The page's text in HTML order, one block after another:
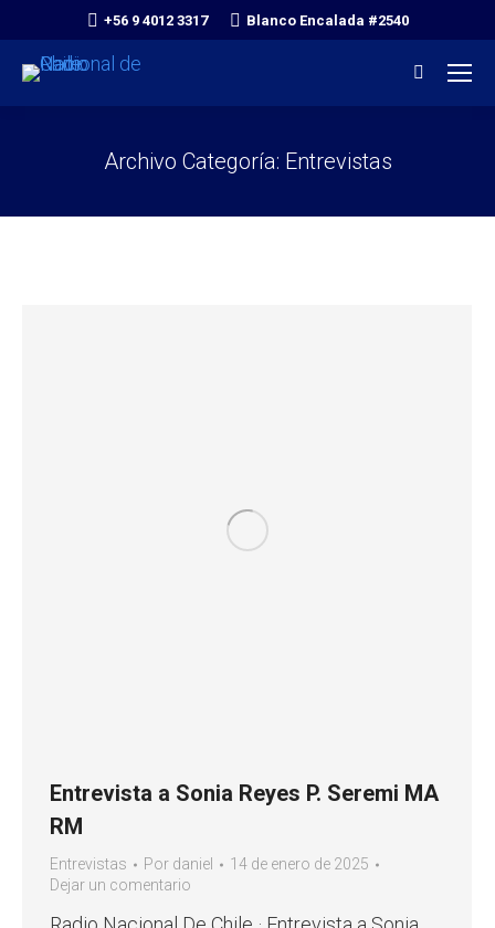
+56 9 4012 3317 Blanco Encalada #2540
Search:
Archivo Categoría: Entrevistas
Entrevista a Sonia Reyes P. Seremi MA
RM
Entrevistas Por daniel
14 de enero de 2025
Dejar un comentario